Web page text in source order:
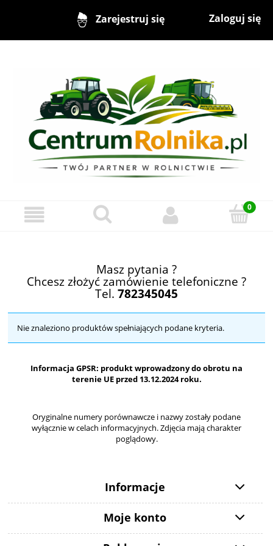
Zarejestruj się Zaloguj się
Masz pytania ?
Chcesz złożyć zamówienie telefoniczne ?
Tel. 782345045
Nie znaleziono produktów spełniających podane kryteria.
Informacja GPSR: produkt wprowadzony do obrotu na
terenie UE przed 13.12.2024 roku.
Oryginalne numery porównawcze i nazwy zostały podane
wyłącznie w celach informacyjnych. Zdjęcia mają charakter
poglądowy.
Informacje
Moje konto